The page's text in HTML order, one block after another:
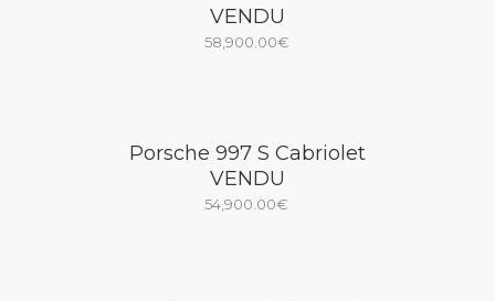
VENDU
58,900.00€
Porsche 997 S Cabriolet
VENDU
54,900.00€